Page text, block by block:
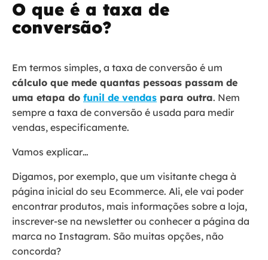
O que é a taxa de
conversão?
Em termos simples, a taxa de conversão é um
cálculo que mede quantas pessoas passam de
uma etapa do funil de vendas para outra. Nem
sempre a taxa de conversão é usada para medir
vendas, especificamente.
Vamos explicar…
Digamos, por exemplo, que um visitante chega à
página inicial do seu Ecommerce. Ali, ele vai poder
encontrar produtos, mais informações sobre a loja,
inscrever-se na newsletter ou conhecer a página da
marca no Instagram. São muitas opções, não
concorda?